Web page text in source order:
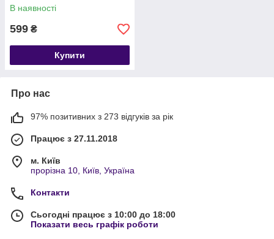
В наявності
599 ₴
Купити
Про нас
97% позитивних з 273 відгуків за рік
Працює з 27.11.2018
м. Київ
прорізна 10, Київ, Україна
Контакти
Сьогодні працює з 10:00 до 18:00
Показати весь графік роботи